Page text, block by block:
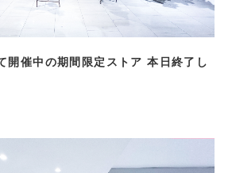
開催中の期間限定ストア 本日終了し